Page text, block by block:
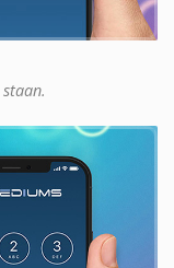
staan.